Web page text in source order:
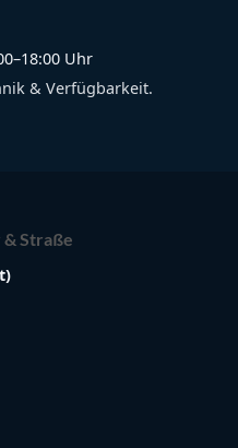
Uhr
& Verfügbarkeit.
& Straße